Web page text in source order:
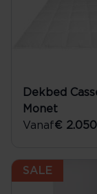
Dekbed
Monet
Vanaf€
SALE